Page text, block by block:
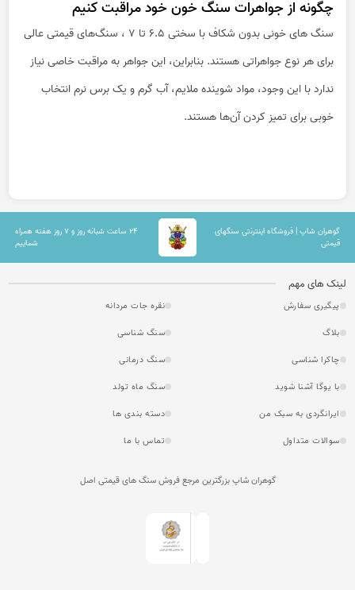
چگونه از جواهرات سنگ خون خود مراقبت کنیم
سنگ های خونی بدون شکاف با سختی 6.5 تا 7 ، سنگ‌های قیمتی عالی
برای هر نوع جواهراتی هستند. بنابراین، این جواهر به مراقبت خاصی نیاز
ندارد با این وجود، مواد شوینده ملایم، آب گرم و یک برس نرم انتخاب
خوبی برای تمیز کردن آن‌ها هستند.
گوهران شاپ | فروشگاه اینترنتی سنگهای
قیمتی
۲۴ ساعت شبانه روز و ۷ روز هفته همراه
شماییم
لینک های مهم
پیگیری سفارش
نقره جات مردانه
بلاگ
سنگ شناسی
چاکرا شناسی
سنگ درمانی
با یوگا آشنا شوید
سنگ ماه تولد
ایرانگردی به سبک من
دسته بندی ها
سوالات متداول
تماس با ما
گوهران شاپ بزرگترین مرجع فروش سنگ های قیمتی اصل